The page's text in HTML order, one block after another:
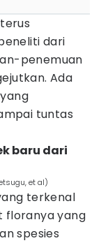
dari
penemuan
Ada
tuntas
baru dari
et al)
terkenal
floranya yang
spesies